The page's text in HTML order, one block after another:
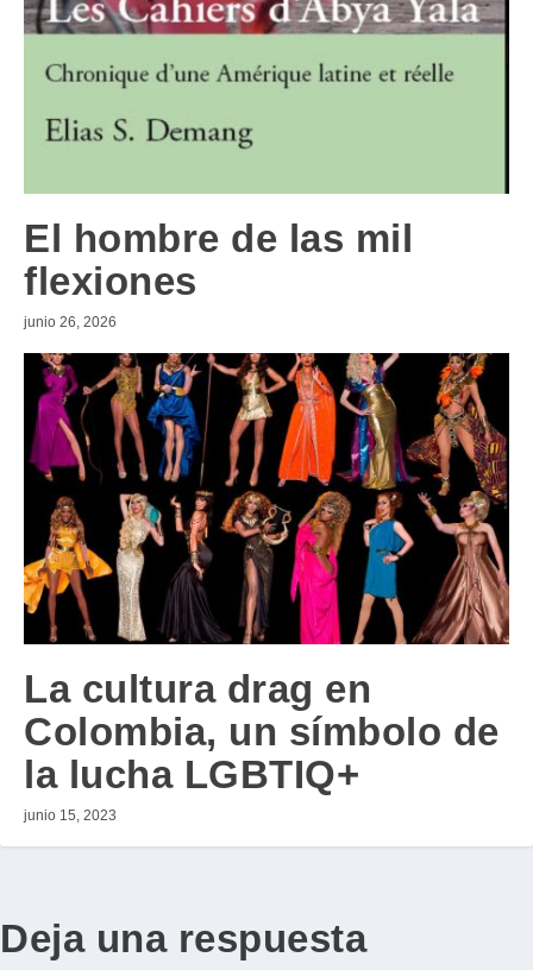
El hombre de las mil
flexiones
junio 26, 2026
La cultura drag en
Colombia, un símbolo de
la lucha LGBTIQ+
junio 15, 2023
Deja una respuesta